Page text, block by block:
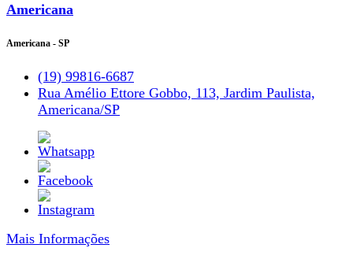
Americana
Americana - SP
(19) 99816-6687
Rua Amélio Ettore Gobbo, 113, Jardim Paulista,
Americana/SP
Mais Informações